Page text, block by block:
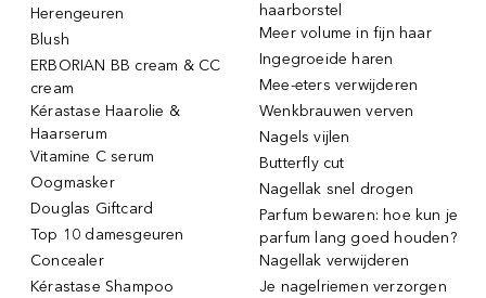
Herengeuren
Blush
ERBORIAN BB cream & CC
cream
Kérastase Haarolie &
Haarserum
Vitamine C serum
Oogmasker
Douglas Giftcard
Top 10 damesgeuren
Concealer
Kérastase Shampoo
haarborstel
Meer volume in fijn haar
Ingegroeide haren
Mee-eters verwijderen
Wenkbrauwen verven
Nagels vijlen
Butterfly cut
Nagellak snel drogen
Parfum bewaren: hoe kun je
parfum lang goed houden?
Nagellak verwijderen
Je nagelriemen verzorgen